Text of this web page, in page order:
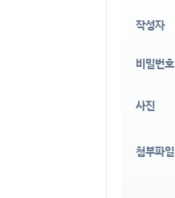
작성자
비밀번호
사진
첨부파일